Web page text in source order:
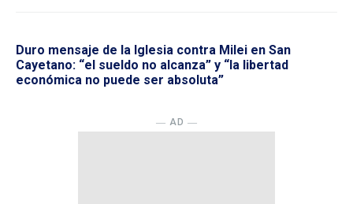
Duro mensaje de la Iglesia contra Milei en San
Cayetano: “el sueldo no alcanza” y “la libertad
económica no puede ser absoluta”
― AD ―